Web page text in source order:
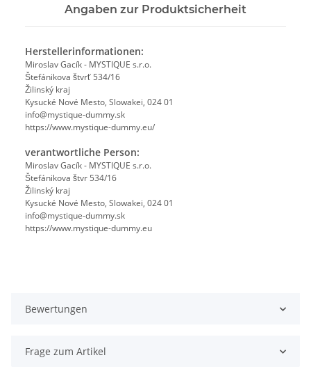
Angaben zur Produktsicherheit
Herstellerinformationen:
Miroslav Gacík - MYSTIQUE s.r.o.
Štefánikova štvrť 534/16
Žilinský kraj
Kysucké Nové Mesto, Slowakei, 024 01
info@mystique-dummy.sk
https://www.mystique-dummy.eu/
verantwortliche Person:
Miroslav Gacík - MYSTIQUE s.r.o.
Štefánikova štvr 534/16
Žilinský kraj
Kysucké Nové Mesto, Slowakei, 024 01
info@mystique-dummy.sk
https://www.mystique-dummy.eu
Bewertungen
Frage zum Artikel